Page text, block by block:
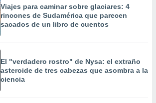
Viajes para caminar sobre glaciares: 4
rincones de Sudamérica que parecen
sacados de un libro de cuentos
El "verdadero rostro" de Nysa: el extraño
asteroide de tres cabezas que asombra a la
ciencia